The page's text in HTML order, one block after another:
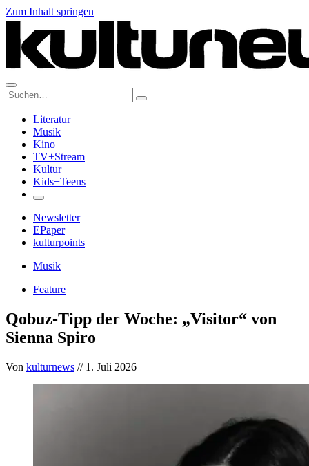
Zum Inhalt springen
Suche:
Literatur
Musik
Kino
TV+Stream
Kultur
Kids+Teens
Newsletter
EPaper
kulturpoints
Musik
Feature
Qobuz-Tipp der Woche: „Visitor“ von
Sienna Spiro
Von kulturnews // 1. Juli 2026